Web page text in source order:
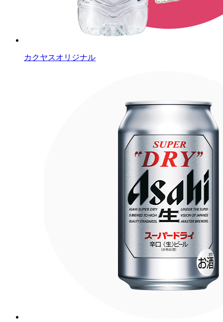
カクヤスオリジナル